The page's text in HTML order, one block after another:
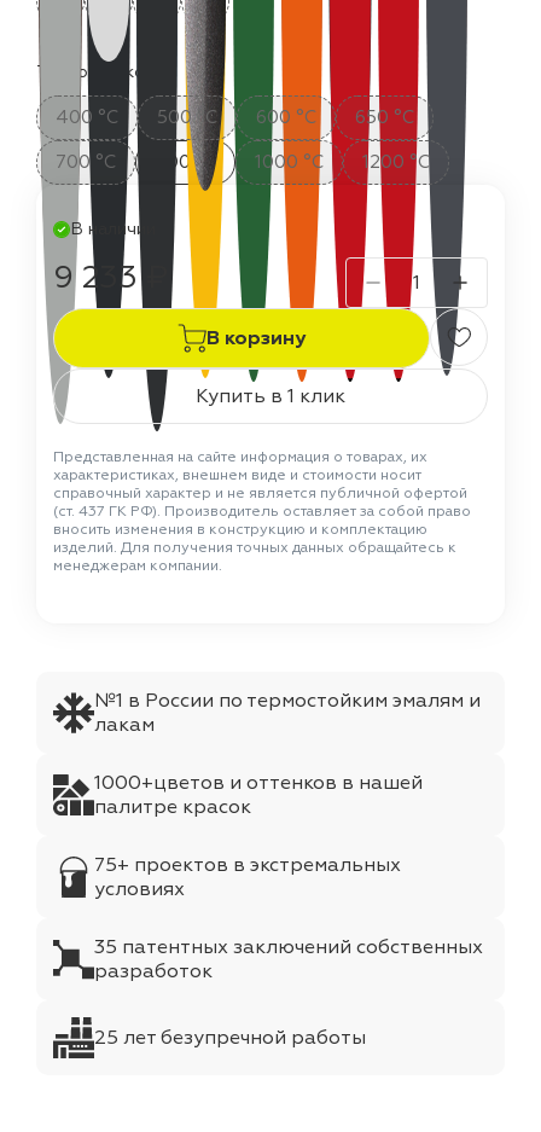
Термостойкость:
400 °C 500 °C 600 °C
650 °C
700 °C
800 °C 1000 °C 1200 °C
В наличии
9 233 ₽
В корзину
Купить в 1 клик
Представленная на сайте информация о товарах, их
характеристиках, внешнем виде и стоимости носит
справочный характер и не является публичной офертой
(ст. 437 ГК РФ). Производитель оставляет за собой право
вносить изменения в конструкцию и комплектацию
изделий. Для получения точных данных обращайтесь к
менеджерам компании.
№1 в России по термостойким эмалям и
лакам
1000+цветов и оттенков в нашей
палитре красок
75+ проектов в экстремальных
условиях
35 патентных заключений собственных
разработок
25 лет безупречной работы